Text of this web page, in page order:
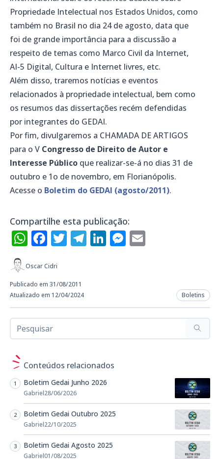
Propriedade Intelectual nos Estados Unidos, como
também no Brasil no dia 24 de agosto, data que
foi de grande importância para a discussão a
respeito de temas como Marco Civil da Internet,
AI-5 Digital, Cultura e Internet livres, etc.
Além disso, traremos notícias e eventos
relacionados à propriedade intelectual, bem como
os resumos das dissertações recém defendidas
por integrantes do GEDAI.
Por fim, divulgaremos a CHAMADA DE ARTIGOS
para o V Congresso de Direito de Autor e
Interesse Público que realizar-se-á no dias 31 de
outubro e 1o de novembro, em Florianópolis.
Acesse o Boletim do GEDAI (agosto/2011).
Compartilhe esta publicação:
WhatsApp
Facebook
Twitter
Telegram
LinkedIn
Messenger
Oscar Cidri
Publicado em 31/08/2011
Atualizado em 12/04/2024
Boletins
Conteúdos relacionados
Boletim Gedai Junho 2026
Gabriel28/06/2026
Boletim Gedai Outubro 2025
Gabriel22/10/2025
Boletim Gedai Agosto 2025
Gabriel01/08/2025